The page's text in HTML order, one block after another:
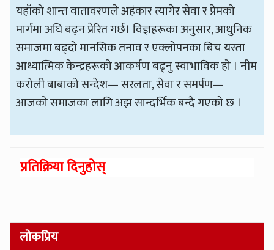
यहाँको शान्त वातावरणले अहंकार त्यागेर सेवा र प्रेमको
मार्गमा अघि बढ्न प्रेरित गर्छ। विज्ञहरूका अनुसार, आधुनिक
समाजमा बढ्दो मानसिक तनाव र एक्लोपनका बिच यस्ता
आध्यात्मिक केन्द्रहरूको आकर्षण बढ्नु स्वाभाविक हो । नीम
करोली बाबाको सन्देश— सरलता, सेवा र समर्पण—
आजको समाजका लागि अझ सान्दर्भिक बन्दै गएको छ ।
प्रतिक्रिया दिनुहोस्
लोकप्रिय